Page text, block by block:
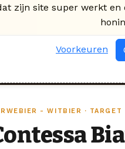
- WITBIER ·
zijn site super werkt
Voorkeuren